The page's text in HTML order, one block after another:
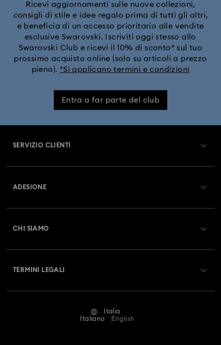
Ricevi aggiornamenti sulle nuove collezioni,
consigli di stile e idee regalo prima di tutti gli altri,
e beneficia di un accesso prioritario alle vendite
esclusive Swarovski. Iscriviti oggi stesso allo
Swarovski Club e ricevi il 10% di sconto* sul tuo
prossimo acquisto online (solo su articoli a prezzo
pieno). *Si applicano termini e condizioni
Entra a far parte del club
SERVIZIO CLIENTI
Resi & Cambi
Stato della riparazione
ADESIONE
CHI SIAMO
TERMINI LEGALI
Italia
Italiano
English